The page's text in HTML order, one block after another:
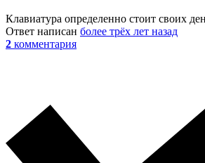
Клавиатура определенно стоит своих
Ответ написан более трёх лет назад
2 комментария